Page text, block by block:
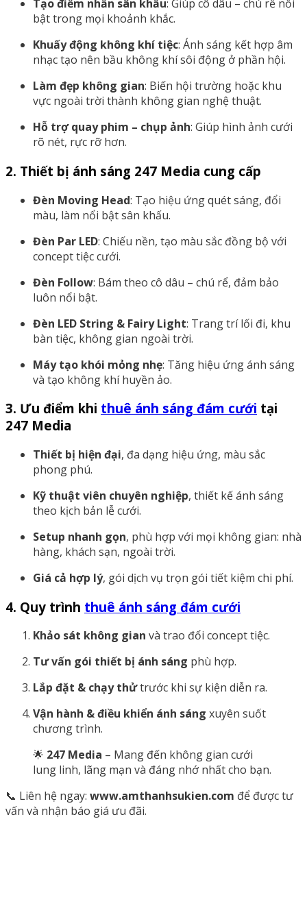
Tạo điểm nhấn sân khấu: Giúp cô dâu – chú rể nổi
bật trong mọi khoảnh khắc.
Khuấy động không khí tiệc: Ánh sáng kết hợp âm
nhạc tạo nên bầu không khí sôi động ở phần hội.
Làm đẹp không gian: Biến hội trường hoặc khu
vực ngoài trời thành không gian nghệ thuật.
Hỗ trợ quay phim – chụp ảnh: Giúp hình ảnh cưới
rõ nét, rực rỡ hơn.
2. Thiết bị ánh sáng 247 Media cung cấp
Đèn Moving Head: Tạo hiệu ứng quét sáng, đổi
màu, làm nổi bật sân khấu.
Đèn Par LED: Chiếu nền, tạo màu sắc đồng bộ với
concept tiệc cưới.
Đèn Follow: Bám theo cô dâu – chú rể, đảm bảo
luôn nổi bật.
Đèn LED String & Fairy Light: Trang trí lối đi, khu
bàn tiệc, không gian ngoài trời.
Máy tạo khói mỏng nhẹ: Tăng hiệu ứng ánh sáng
và tạo không khí huyền ảo.
3. Ưu điểm khi thuê ánh sáng đám cưới tại
247 Media
Thiết bị hiện đại, đa dạng hiệu ứng, màu sắc
phong phú.
Kỹ thuật viên chuyên nghiệp, thiết kế ánh sáng
theo kịch bản lễ cưới.
Setup nhanh gọn, phù hợp với mọi không gian: nhà
hàng, khách sạn, ngoài trời.
Giá cả hợp lý, gói dịch vụ trọn gói tiết kiệm chi phí.
4. Quy trình thuê ánh sáng đám cưới
Khảo sát không gian và trao đổi concept tiệc.
Tư vấn gói thiết bị ánh sáng phù hợp.
Lắp đặt & chạy thửtrước khi sự kiện diễn ra.
Vận hành & điều khiển ánh sáng xuyên suốt
chương trình.
🌟 247 Media – Mang đến không gian cưới
lung linh, lãng mạn và đáng nhớ nhất cho bạn.
📞 Liên hệ ngay: www.amthanhsukien.com để được tư
vấn và nhận báo giá ưu đãi.